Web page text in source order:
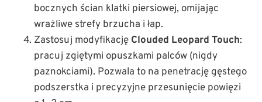
bocznych ścian klatki piersiowej, omijając
wrażliwe strefy brzucha i łap.
Zastosuj modyfikację Clouded Leopard Touch:
pracuj zgiętymi opuszkami palców (nigdy
paznokciami). Pozwala to na penetrację gęstego
podszerstka i precyzyjne przesunięcie powięzi